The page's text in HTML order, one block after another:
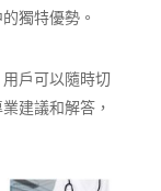
獨特優勢。
戶可以隨時切
建議和解答，